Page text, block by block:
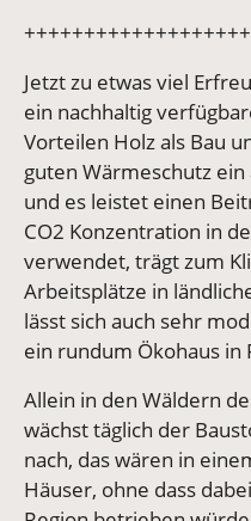
Jetzt zu etwas viel
ein nachhaltig
Vorteilen Holz als Bau
guten Wärmeschutz
und es leistet einen
CO2 Konzentration in
verwendet, trägt zum
Arbeitsplätze in
lässt sich auch sehr
ein rundum Ökohaus in
Allein in den Wäldern
wächst täglich der
nach, das wären in
Häuser, ohne dass